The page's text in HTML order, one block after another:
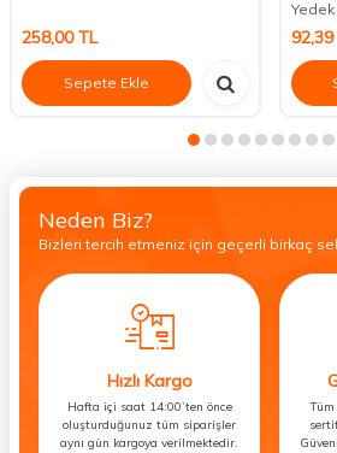
258,00TL
Sepete Ekle
92,39
Neden Biz?
Bizleri tercih etmeniz için geçerli birkaç
Hızlı Kargo
Hafta içi saat 14:00’ten önce
oluşturduğunuz tüm siparişler
aynı gün kargoya verilmektedir.